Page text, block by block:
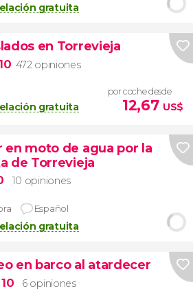
gratuita
en Torrevieja
472 opiniones
gratuita
por coche desde
12,67 US$
en moto de agua por la
de Torrevieja
10 opiniones
Español
gratuita
en barco al atardecer
6 opiniones